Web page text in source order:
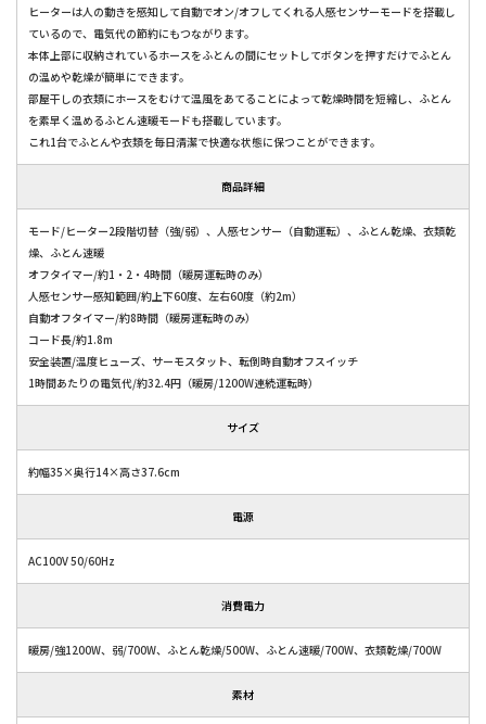
ヒーターは人の動きを感知して自動でオン/オフしてくれる人感センサーモードを搭載し
ているので、電気代の節約にもつながります。
本体上部に収納されているホースをふとんの間にセットしてボタンを押すだけでふとん
の温めや乾燥が簡単にできます。
部屋干しの衣類にホースをむけて温風をあてることによって乾燥時間を短縮し、ふとん
を素早く温めるふとん速暖モードも搭載しています。
これ1台でふとんや衣類を毎日清潔で快適な状態に保つことができます。
商品詳細
モード/ヒーター2段階切替（強/弱）、人感センサー（自動運転）、ふとん乾燥、衣類乾
燥、ふとん速暖
オフタイマー/約1・2・4時間（暖房運転時のみ）
人感センサー感知範囲/約上下60度、左右60度（約2m）
自動オフタイマー/約8時間（暖房運転時のみ）
コード長/約1.8m
安全装置/温度ヒューズ、サーモスタット、転倒時自動オフスイッチ
1時間あたりの電気代/約32.4円（暖房/1200W連続運転時）
サイズ
約幅35×奥行14×高さ37.6cm
電源
AC100V 50/60Hz
消費電力
暖房/強1200W、弱/700W、ふとん乾燥/500W、ふとん速暖/700W、衣類乾燥/700W
素材